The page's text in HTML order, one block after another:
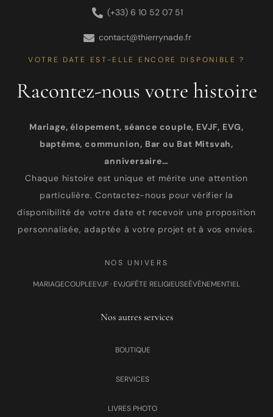
(+33) 6 10 52 07 51
contact@thierrynade.fr
VOTRE DATE EST-ELLE ENCORE DISPONIBLE ?
Racontez-nous votre histoire
Mariage, élopement, séance couple, EVJF, EVG,
baptême, communion, Bar ou Bat Mitsvah,
anniversaire…
Chaque histoire est unique et mérite une attention
particulière. Contactez-nous pour vérifier la
disponibilité de votre date et recevoir une proposition
personnalisée, adaptée à votre projet et à vos envies.
NOS UNIVERS
MARIAGECOUPLEEVJF · EVJGFÊTE RELIGIEUSEÉVÉNEMENTIEL
Nos autres services
BOUTIQUE
SERVICES
LIVRES PHOTO